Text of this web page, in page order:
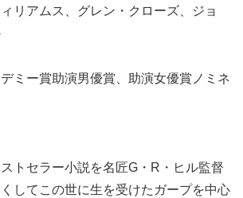
リアムス、グレン・クローズ、ジョ
ミー賞助演男優賞、助演女優賞ノミネ
トセラー小説を名匠G・R・ヒル監督
してこの世に生を受けたガープを中心